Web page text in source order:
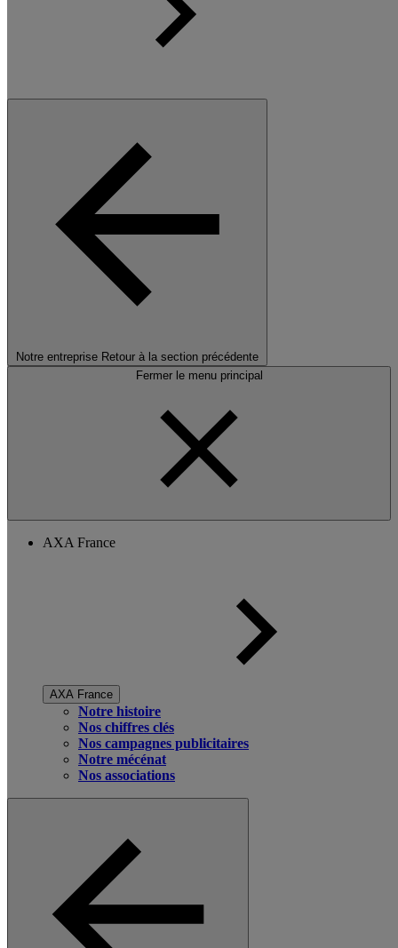
Notre entreprise Retour à la section précédente
Fermer le menu principal
AXA France
AXA France
Notre histoire
Nos chiffres clés
Nos campagnes publicitaires
Notre mécénat
Nos associations